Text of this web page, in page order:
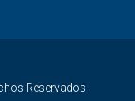
Reservados